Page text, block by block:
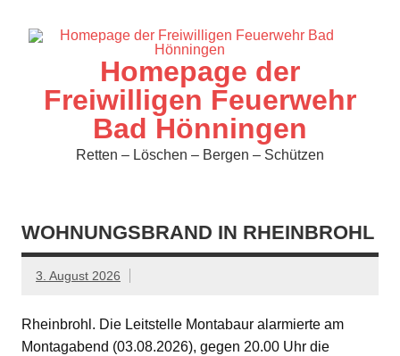
springen
Homepage der
Freiwilligen Feuerwehr
Bad Hönningen
Retten – Löschen – Bergen – Schützen
WOHNUNGSBRAND IN RHEINBROHL
3. August 2026
Rheinbrohl. Die Leitstelle Montabaur alarmierte am
Montagabend (03.08.2026), gegen 20.00 Uhr die